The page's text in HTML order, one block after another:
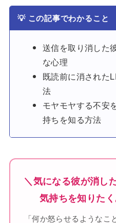
💡 この記事でわかること
送信を取り消した
な心理
既読前に消された
法
モヤモヤする不安
持ちを知る方法
＼気になる彼が消し
気持ちを知りた
「何か怒らせるような